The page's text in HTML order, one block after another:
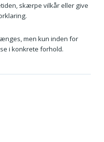
skærpe vilkår eller give
men kun inden for
i konkrete forhold.